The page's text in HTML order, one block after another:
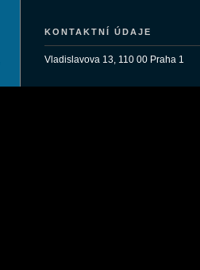
KONTAKTNÍ ÚDAJE
Vladislavova 13, 110 00 Praha 1